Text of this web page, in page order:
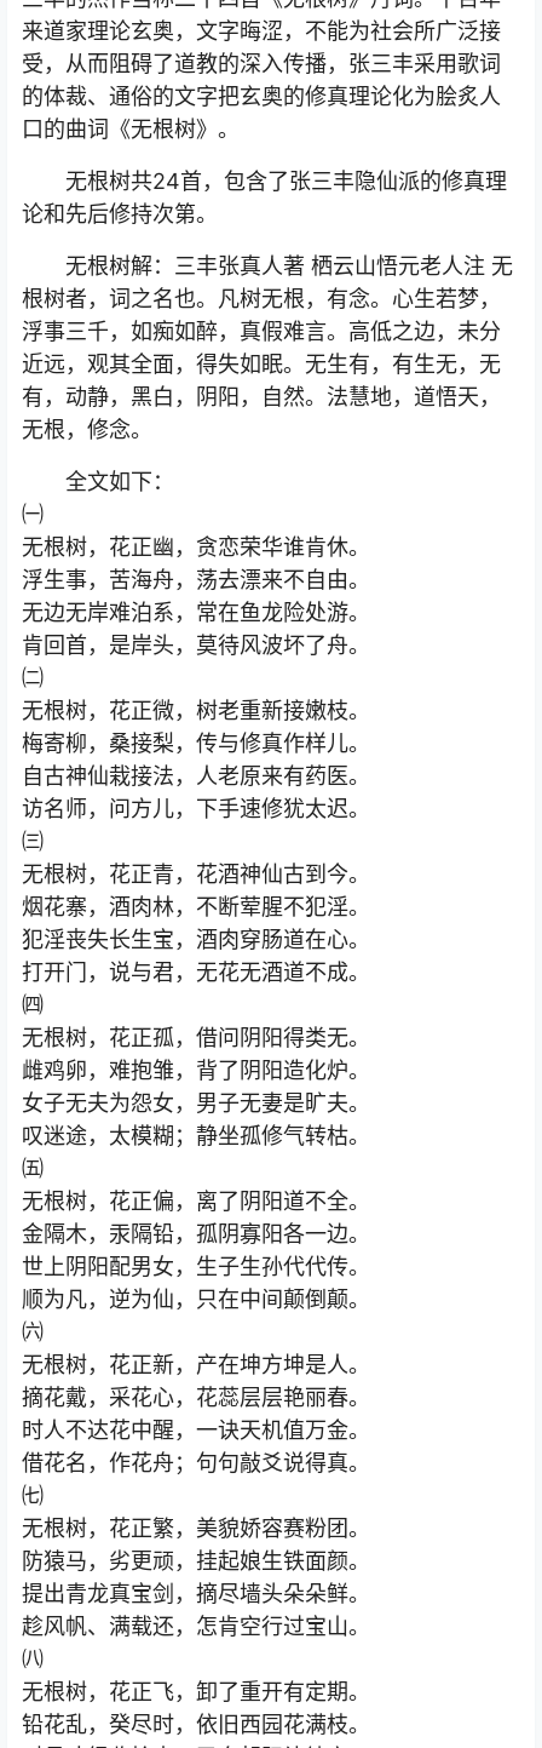
来道家理论玄奥，文字晦涩，不能为社会所广泛接
受，从而阻碍了道教的深入传播，张三丰采用歌词
的体裁、通俗的文字把玄奥的修真理论化为脍炙人
口的曲词《无根树》。
无根树共24首，包含了张三丰隐仙派的修真理
论和先后修持次第。
无根树解：三丰张真人著 栖云山悟元老人注 无
根树者，词之名也。凡树无根，有念。心生若梦，
浮事三千，如痴如醉，真假难言。高低之边，未分
近远，观其全面，得失如眠。无生有，有生无，无
有，动静，黑白，阴阳，自然。法慧地，道悟天，
无根，修念。
全文如下：
㈠
无根树，花正幽，贪恋荣华谁肯休。
浮生事，苦海舟，荡去漂来不自由。
无边无岸难泊系，常在鱼龙险处游。
肯回首，是岸头，莫待风波坏了舟。
㈡
无根树，花正微，树老重新接嫩枝。
梅寄柳，桑接梨，传与修真作样儿。
自古神仙栽接法，人老原来有药医。
访名师，问方儿，下手速修犹太迟。
㈢
无根树，花正青，花酒神仙古到今。
烟花寨，酒肉林，不断荤腥不犯淫。
犯淫丧失长生宝，酒肉穿肠道在心。
打开门，说与君，无花无酒道不成。
㈣
无根树，花正孤，借问阴阳得类无。
雌鸡卵，难抱雏，背了阴阳造化炉。
女子无夫为怨女，男子无妻是旷夫。
叹迷途，太模糊；静坐孤修气转枯。
㈤
无根树，花正偏，离了阴阳道不全。
金隔木，汞隔铅，孤阴寡阳各一边。
世上阴阳配男女，生子生孙代代传。
顺为凡，逆为仙，只在中间颠倒颠。
㈥
无根树，花正新，产在坤方坤是人。
摘花戴，采花心，花蕊层层艳丽春。
时人不达花中醒，一诀天机值万金。
借花名，作花舟；句句敲爻说得真。
㈦
无根树，花正繁，美貌娇容赛粉团。
防猿马，劣更顽，挂起娘生铁面颜。
提出青龙真宝剑，摘尽墙头朵朵鲜。
趁风帆、满载还，怎肯空行过宝山。
㈧
无根树，花正飞，卸了重开有定期。
铅花乱，癸尽时，依旧西园花满枝。